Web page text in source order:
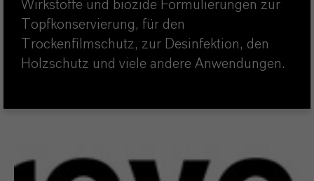
Wirkstoffe und biozide Formulierungen zur
Topfkonservierung, für den
Trockenfilmschutz, zur Desinfektion, den
Holzschutz und viele andere Anwendungen.